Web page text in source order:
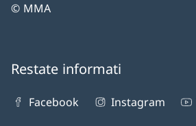
© MMA
Restate informati
Facebook Instagram